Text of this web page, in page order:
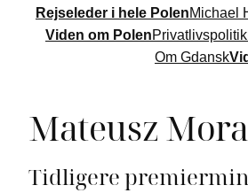
Rejseleder i hele PolenMichael
Viden om PolenPrivatlivspolitik
Om Gdansk
Mateusz
Tidligere